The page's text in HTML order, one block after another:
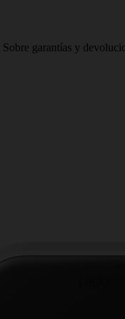
Sobre garantías y